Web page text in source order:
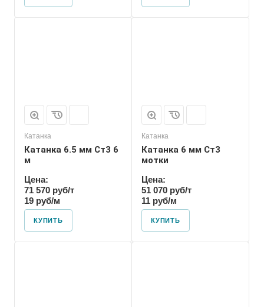
Катанка
Катанка 6.5 мм Ст3 6
м
Цена:
71 570 руб/т
19 руб/м
КУПИТЬ
Катанка
Катанка 6 мм Ст3
мотки
Цена:
51 070 руб/т
11 руб/м
КУПИТЬ